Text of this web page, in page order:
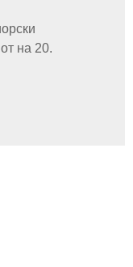
на 20.